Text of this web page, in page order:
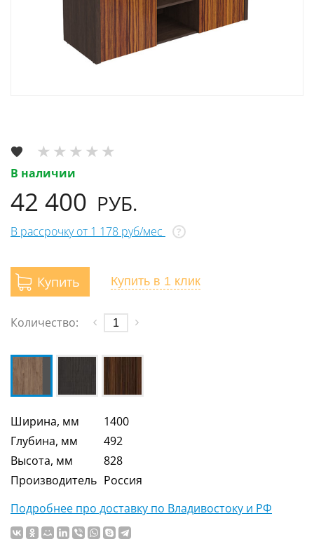
В наличии
42 400 РУБ.
В рассрочку от 1 178 руб/мес ?
Купить Купить в 1 клик
Количество:
Ширина, мм
1400
Глубина, мм
492
Высота, мм
828
Производитель Россия
Подробнее про доставку по Владивостоку и РФ